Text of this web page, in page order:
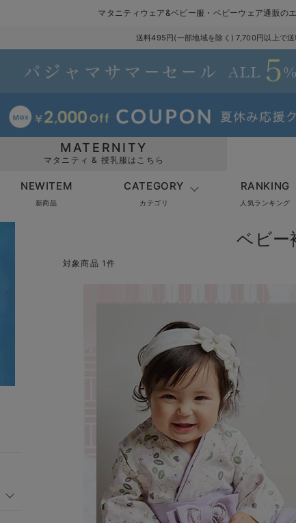
マタニティウェア&ベビー服・ベビーウェア通販のエ
送料495円(一部地域を除く) 7,700円以上で
MATERNITY
マタニティ & 授乳服はこちら
NEWITEM
新商品
CATEGORY
カテゴリ
RANKING
人気ランキング
ベビ
対象商品 1件